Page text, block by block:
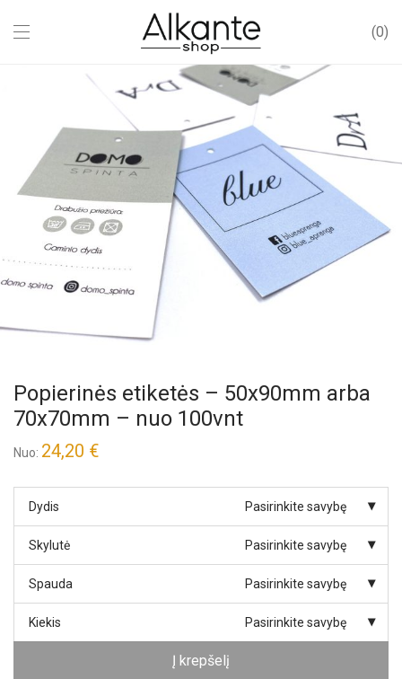
0
Popierinės etiketės – 50x90mm arba
70x70mm – nuo 100vnt
Nuo: 24,20 €
Dydis Pasirinkite savybę
Skylutė Pasirinkite savybę
Spauda Pasirinkite savybę
Kiekis Pasirinkite savybę
Į krepšelį